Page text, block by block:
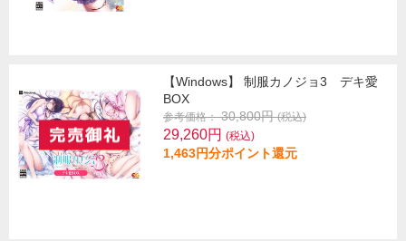
【Windows】 制服カノジョ3 デキ愛
BOX
参考価格： 30,800円(税込)
29,260円 (税込)
1,463円分ポイント還元